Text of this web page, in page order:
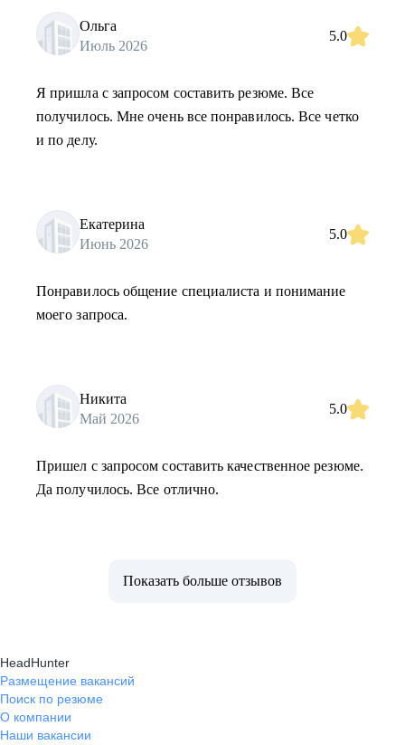
Ольга
Июль 2026
5.0
Я пришла с запросом составить резюме. Все
получилось. Мне очень все понравилось. Все четко
и по делу.
Екатерина
Июнь 2026
5.0
Понравилось общение специалиста и понимание
моего запроса.
Никита
Май 2026
5.0
Пришел с запросом составить качественное резюме.
Да получилось. Все отлично.
Показать больше отзывов
HeadHunter
Размещение вакансий
Поиск по резюме
О компании
Наши вакансии